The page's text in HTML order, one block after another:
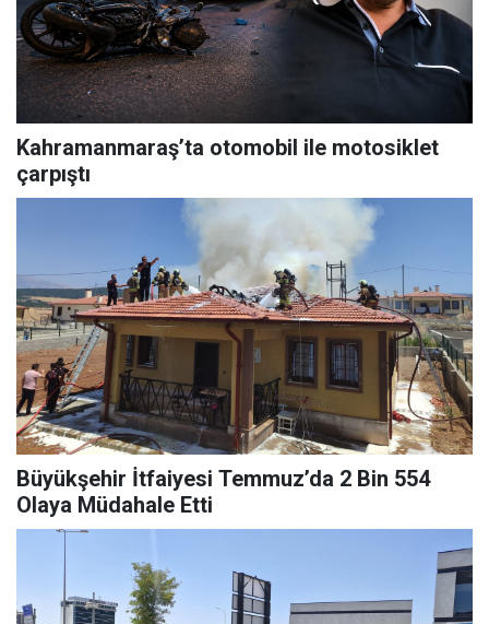
Kahramanmaraş’ta otomobil ile motosiklet
çarpıştı
Büyükşehir İtfaiyesi Temmuz’da 2 Bin 554
Olaya Müdahale Etti